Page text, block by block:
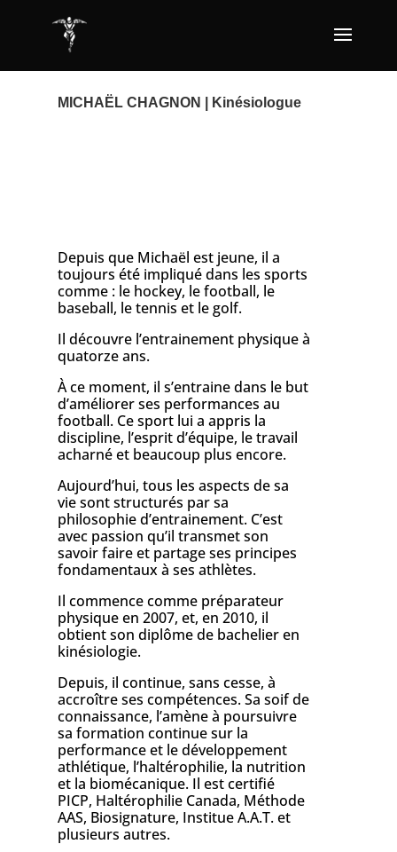
MICHAËL CHAGNON | Kinésiologue
Depuis que Michaël est jeune, il a
toujours été impliqué dans les sports
comme : le hockey, le football, le
baseball, le tennis et le golf.
Il découvre l’entrainement physique à
quatorze ans.
À ce moment, il s’entraine dans le but
d’améliorer ses performances au
football. Ce sport lui a appris la
discipline, l’esprit d’équipe, le travail
acharné et beaucoup plus encore.
Aujourd’hui, tous les aspects de sa
vie sont structurés par sa
philosophie d’entrainement. C’est
avec passion qu’il transmet son
savoir faire et partage ses principes
fondamentaux à ses athlètes.
Il commence comme préparateur
physique en 2007, et, en 2010, il
obtient son diplôme de bachelier en
kinésiologie.
Depuis, il continue, sans cesse, à
accroître ses compétences. Sa soif de
connaissance, l’amène à poursuivre
sa formation continue sur la
performance et le développement
athlétique, l’haltérophilie, la nutrition
et la biomécanique. Il est certifié
PICP, Haltérophilie Canada, Méthode
AAS, Biosignature, Institue A.A.T. et
plusieurs autres.